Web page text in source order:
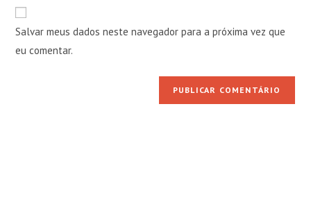
para
para
comentar
do
seu
site
Salvar meus dados neste navegador para a próxima vez que
eu comentar.